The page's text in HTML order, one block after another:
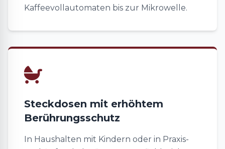
Kaffeevollautomaten bis zur Mikrowelle.
Steckdosen mit erhöhtem
Berührungsschutz
In Haushalten mit Kindern oder in Praxis-